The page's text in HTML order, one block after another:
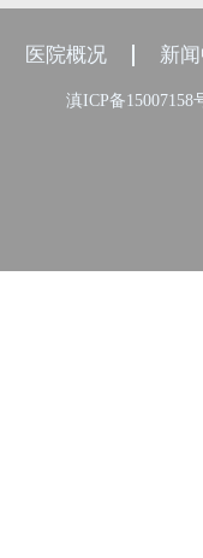
医院概况 新
滇ICP备15007158